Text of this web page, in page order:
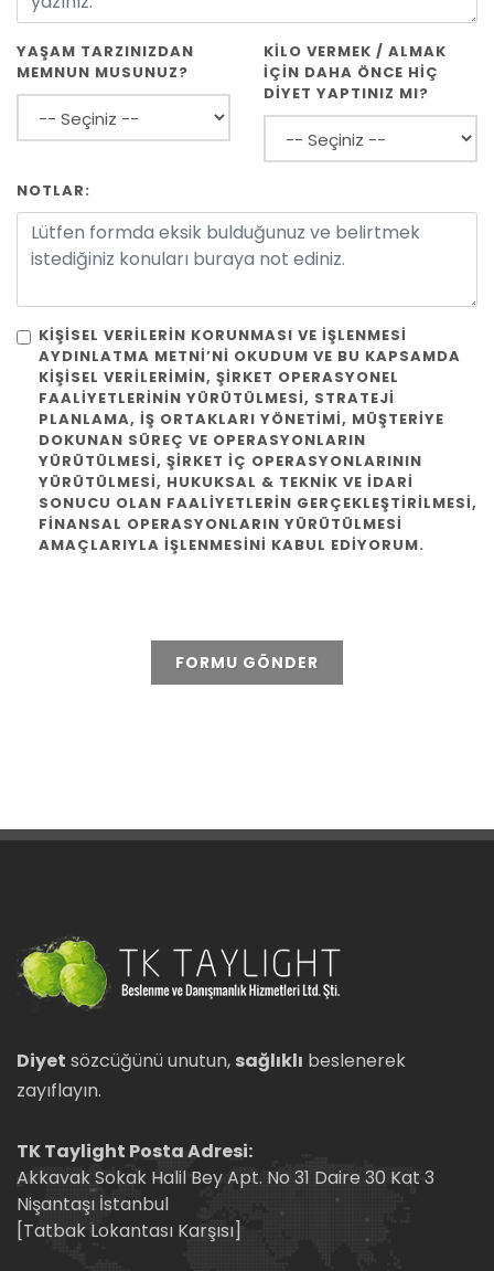
YAŞAM TARZINIZDAN
MEMNUN MUSUNUZ?
KİLO VERMEK / ALMAK
İÇİN DAHA ÖNCE HİÇ
DİYET YAPTINIZ MI?
NOTLAR:
KIŞISEL VERILERIN KORUNMASI VE İŞLENMESI
AYDINLATMA METNI’NI OKUDUM VE BU KAPSAMDA
KIŞISEL VERILERIMIN, ŞIRKET OPERASYONEL
FAALIYETLERININ YÜRÜTÜLMESI, STRATEJI
PLANLAMA, IŞ ORTAKLARI YÖNETIMI, MÜŞTERIYE
DOKUNAN SÜREÇ VE OPERASYONLARIN
YÜRÜTÜLMESI, ŞIRKET IÇ OPERASYONLARININ
YÜRÜTÜLMESI, HUKUKSAL & TEKNIK VE IDARI
SONUCU OLAN FAALIYETLERIN GERÇEKLEŞTIRILMESI,
FINANSAL OPERASYONLARIN YÜRÜTÜLMESI
AMAÇLARIYLA IŞLENMESINI KABUL EDIYORUM.
FORMU GÖNDER
Diyet sözcüğünü unutun, sağlıklı beslenerek
zayıflayın.
TK Taylight Posta Adresi:
Akkavak Sokak Halil Bey Apt. No 31 Daire 30 Kat 3
Nişantaşı İstanbul
[Tatbak Lokantası Karşısı]